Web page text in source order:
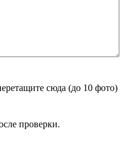
сюда (до 10 фото)
проверки.